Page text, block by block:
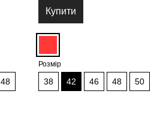
48
Купити
Розмір
38 42 46 48 50